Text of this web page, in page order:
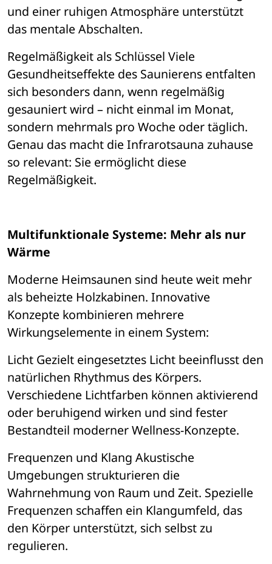
und einer ruhigen Atmosphäre unterstützt
das mentale Abschalten.
Regelmäßigkeit als Schlüssel Viele
Gesundheitseffekte des Saunierens entfalten
sich besonders dann, wenn regelmäßig
gesauniert wird – nicht einmal im Monat,
sondern mehrmals pro Woche oder täglich.
Genau das macht die Infrarotsauna zuhause
so relevant: Sie ermöglicht diese
Regelmäßigkeit.
Multifunktionale Systeme: Mehr als nur
Wärme
Moderne Heimsaunen sind heute weit mehr
als beheizte Holzkabinen. Innovative
Konzepte kombinieren mehrere
Wirkungselemente in einem System:
Licht Gezielt eingesetztes Licht beeinflusst den
natürlichen Rhythmus des Körpers.
Verschiedene Lichtfarben können aktivierend
oder beruhigend wirken und sind fester
Bestandteil moderner Wellness-Konzepte.
Frequenzen und Klang Akustische
Umgebungen strukturieren die
Wahrnehmung von Raum und Zeit. Spezielle
Frequenzen schaffen ein Klangumfeld, das
den Körper unterstützt, sich selbst zu
regulieren.